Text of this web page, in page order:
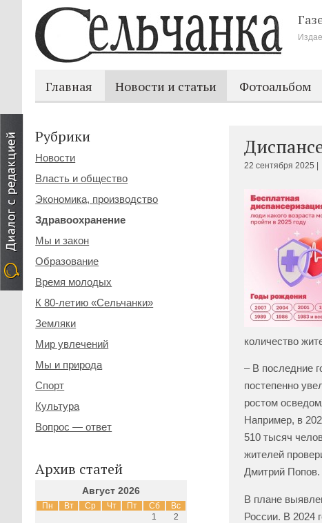
Главная Новости и статьи Фотоальбом
22 сентября 2025 |
количество
– В последние
постепенно
ростом
Например, в
510 тысяч
жителей
Дмитрий Попов.
В плане
России. В 2024
Рубрики
Новости
Власть и общество
Экономика, производство
Здравоохранение
Мы и закон
Образование
Время молодых
К 80-летию «Сельчанки»
Земляки
Мир увлечений
Мы и природа
Спорт
Культура
Вопрос — ответ
Архив статей
Август 2026
Пн Вт Ср Чт Пт Сб Вс
1
2